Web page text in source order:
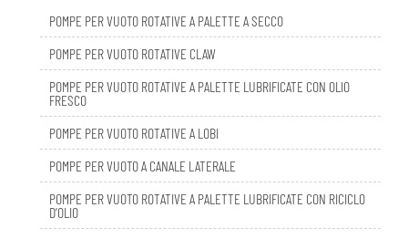
POMPE PER VUOTO ROTATIVE CLAW
POMPE PER VUOTO ROTATIVE A PALETTE LUBRIFICATE CON OLIO
FRESCO
POMPE PER VUOTO ROTATIVE A LOBI
POMPE PER VUOTO A CANALE LATERALE
POMPE PER VUOTO ROTATIVE A PALETTE LUBRIFICATE CON RICICLO
D’OLIO
DBL SMART